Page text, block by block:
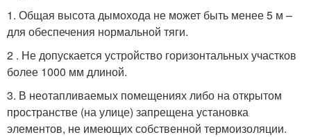
1. Общая высота дымохода не может быть менее 5 м –
для обеспечения нормальной тяги.
2 . Не допускается устройство горизонтальных участков
более 1000 мм длиной.
3. В неотапливаемых помещениях либо на открытом
пространстве (на улице) запрещена установка
элементов, не имеющих собственной термоизоляции.